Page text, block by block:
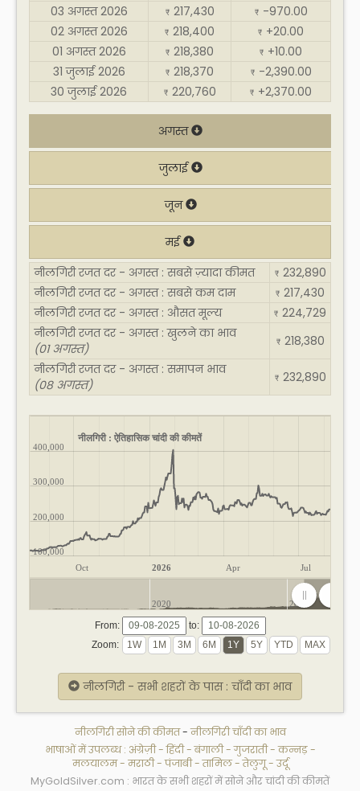
03 अगस्त 2026
₹ 217,430 ₹ -970.00
02 अगस्त 2026
₹ 218,400 ₹ +20.00
01 अगस्त 2026
₹ 218,380 ₹ +10.00
31 जुलाई 2026
₹ 218,370 ₹ -2,390.00
30 जुलाई 2026
₹ 220,760 ₹ +2,370.00
अगस्त
जुलाई
जून
मई
नीलगिरी रजत दर - अगस्त : सबसे ज़्यादा कीमत
₹ 232,890
नीलगिरी रजत दर - अगस्त : सबसे कम दाम
₹ 217,430
नीलगिरी रजत दर - अगस्त : औसत मूल्य
₹ 224,729
नीलगिरी रजत दर - अगस्त : खुलने का भाव
(01 अगस्त)
₹ 218,380
नीलगिरी रजत दर - अगस्त : समापन भाव
(08 अगस्त)
₹ 232,890
नीलगिरी : ऐतिहासिक चांदी की कीमतें
Oct 2026 Apr Jul
100,000
200,000
300,000
400,000
2020 2025
From:
to:
Zoom:
नीलगिरी - सभी शहरों के पास : चाँदी का भाव
नीलगिरी सोने की कीमत-नीलगिरी चाँदी का भाव
भाषाओं में उपलब्ध : अंग्रेज़ी-हिंदी-बंगाली-गुजराती-कन्नड़-
मलयालम- मराठी-पंजाबी-तामिल-तेलुगू-उर्दू
MyGoldSilver.com : भारत के सभी शहरों में सोने और चांदी की कीमतें